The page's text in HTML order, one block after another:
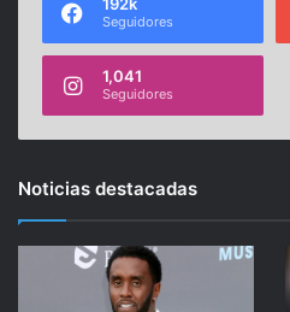
Seguidores
1,041
Seguidores
Noticias destacadas